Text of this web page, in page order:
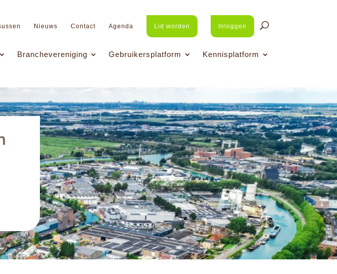
Nieuws Contact Agenda Lid worden Inloggen
Branchevereniging Gebruikersplatform Kennisplatform